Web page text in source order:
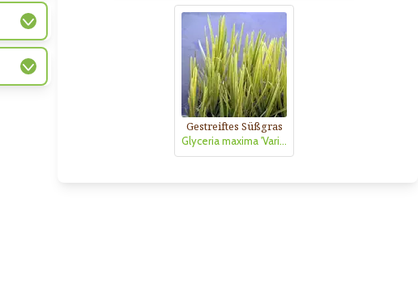
Gestreiftes Süßgras
Glyceria maxima 'Variegata'